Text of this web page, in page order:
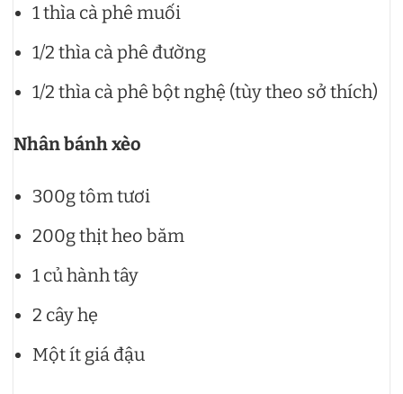
1 thìa cà phê muối
1/2 thìa cà phê đường
1/2 thìa cà phê bột nghệ (tùy theo sở thích)
Nhân bánh xèo
300g tôm tươi
200g thịt heo băm
1 củ hành tây
2 cây hẹ
Một ít giá đậu